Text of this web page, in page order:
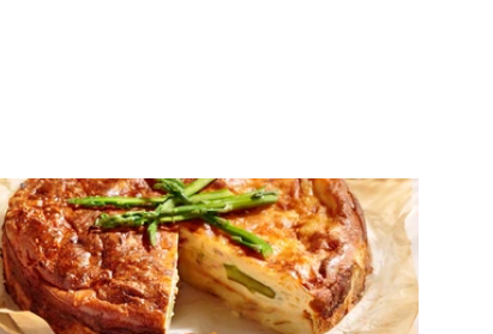
πατάτας με σπαράγγια και τυριά
ΤΑΡΤΕΣ